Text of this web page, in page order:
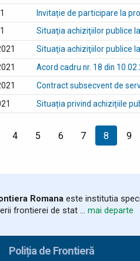
Invitație de participare la
Situaţia achiziţiilor publice la
Situaţia achiziţiilor publice la
Acord cadru nr. 18 din
Contract subsecvent de
Situația privind achizițiile
4 5 6 7
Sunteți
8 9
Romana este institutia
frontierei de stat ... mai departe
Poliția de Frontieră